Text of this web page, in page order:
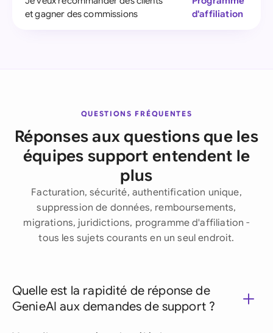
et gagner des commissions
d'affiliation
QUESTIONS FRÉQUENTES
Réponses aux questions que les
équipes support entendent le
plus
Facturation, sécurité, authentification unique,
suppression de données, remboursements,
migrations, juridictions, programme d'affiliation -
tous les sujets courants en un seul endroit.
Quelle est la rapidité de réponse de
GenieAI aux demandes de support ?